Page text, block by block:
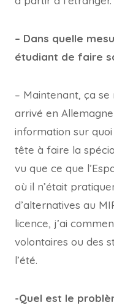
– Dans quelle
étudiant de faire
– Maintenant, ça se
arrivé en Allemagne
information sur
tête à faire la
vu que ce que
où il n’était
d’alternatives au
licence, j’ai
volontaires ou des
l’été.
-Quel est le